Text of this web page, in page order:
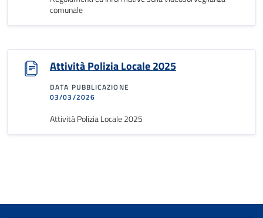
comunale
Attività Polizia Locale 2025
DATA PUBBLICAZIONE
03/03/2026
Attività Polizia Locale 2025